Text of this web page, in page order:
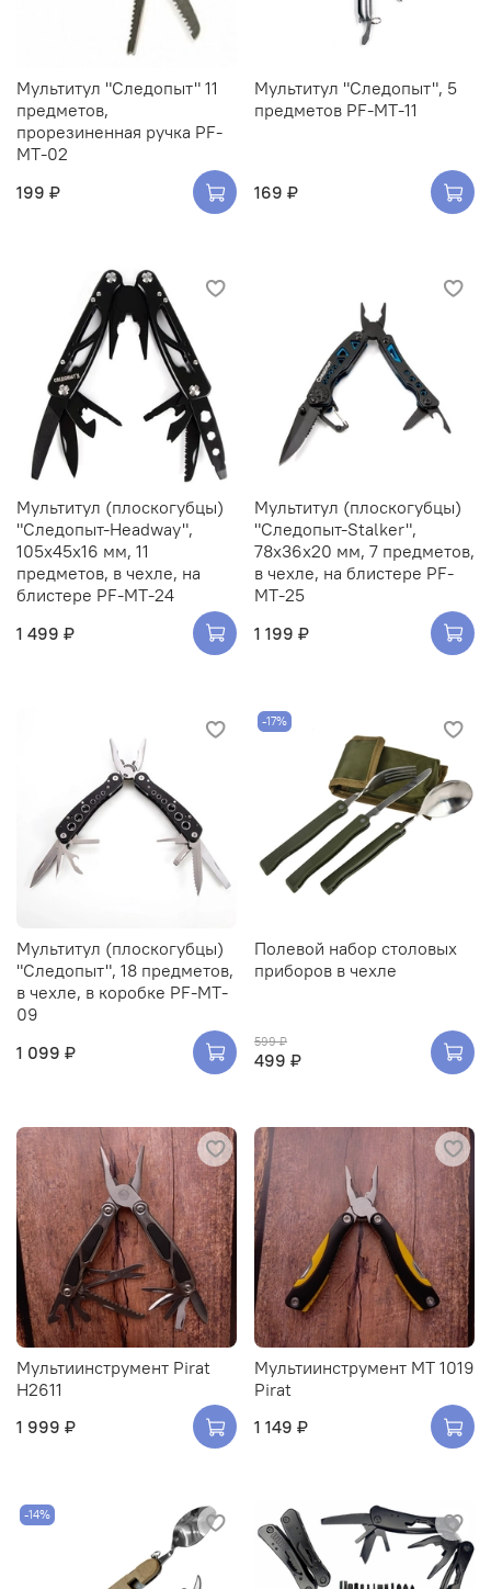
Мультитул "Следопыт" 11
предметов,
прорезиненная ручка PF-
MT-02
199 ₽
Мультитул "Следопыт", 5
предметов PF-MT-11
169 ₽
Мультитул (плоскогубцы)
"Следопыт-Headway",
105х45х16 мм, 11
предметов, в чехле, на
блистере PF-MT-24
1 499 ₽
Мультитул (плоскогубцы)
"Следопыт-Stalker",
78х36х20 мм, 7 предметов,
в чехле, на блистере PF-
MT-25
1 199 ₽
Мультитул (плоскогубцы)
"Следопыт", 18 предметов,
в чехле, в коробке PF-MT-
09
1 099 ₽
-17%
Полевой набор столовых
приборов в чехле
599 ₽
499 ₽
Мультиинструмент Pirat
H2611
1 999 ₽
Мультиинструмент MT 1019
Pirat
1 149 ₽
-14%